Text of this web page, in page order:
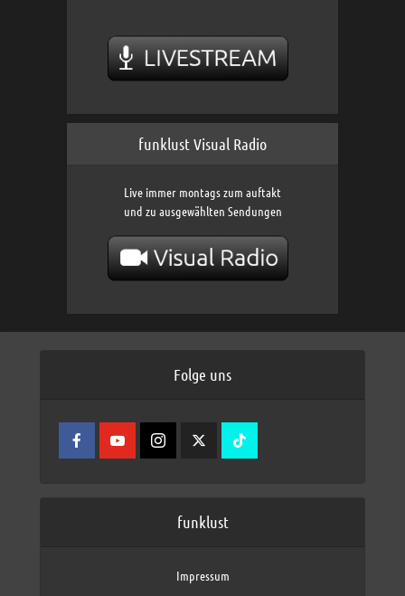
funklust Visual Radio
Live immer montags zum auftakt
und zu ausgewählten Sendungen
Folge uns
funklust
Impressum